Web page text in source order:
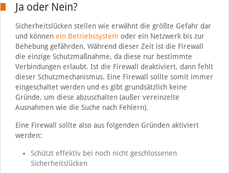
Ja oder Nein?
Sicherheitslücken stellen wie erwähnt die größte Gefahr dar
und können ein Betriebssystem oder ein Netzwerk bis zur
Behebung gefährden. Während dieser Zeit ist die Firewall
die einzige Schutzmaßnahme, da diese nur bestimmte
Verbindungen erlaubt. Ist die Firewall deaktiviert, dann fehlt
dieser Schutzmechanismus. Eine Firewall sollte somit immer
eingeschaltet werden und es gibt grundsätzlich keine
Gründe, um diese abzuschalten (außer vereinzelte
Ausnahmen wie die Suche nach Fehlern).
Eine Firewall sollte also aus folgenden Gründen aktiviert
werden:
Schützt effektiv bei noch nicht geschlossenen
Sicherheitslücken